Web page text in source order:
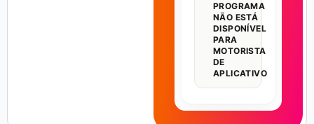
PROGRAMA
NÃO ESTÁ
DISPONÍVEL
PARA
MOTORISTA
DE
APLICATIVO